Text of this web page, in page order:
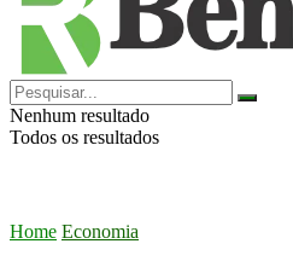
Nenhum resultado
Todos os resultados
Home Economia